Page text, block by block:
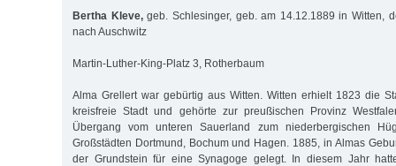
Bertha Kleve,geb. Schlesinger, geb. am 14.12.1889 in Witten,
nach Auschwitz
Martin-Luther-King-Platz 3, Rotherbaum
Alma Grellert war gebürtig aus Witten. Witten erhielt 1823 die
kreisfreie Stadt und gehörte zur preußischen Provinz
Übergang vom unteren Sauerland zum niederbergischen
Großstädten Dortmund, Bochum und Hagen. 1885, in Almas
der Grundstein für eine Synagoge gelegt. In diesem Jahr